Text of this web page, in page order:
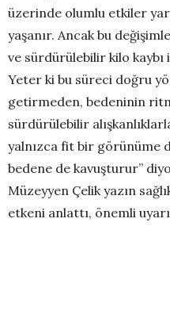
üzerinde olumlu etkiler
yaşanır. Ancak bu
ve sürdürülebilir kilo
Yeter ki bu süreci doğru
getirmeden, bedeninin
sürdürülebilir
yalnızca fit bir görünüme
bedene de kavuşturur”
Müzeyyen Çelik yazın
etkeni anlattı, önemli